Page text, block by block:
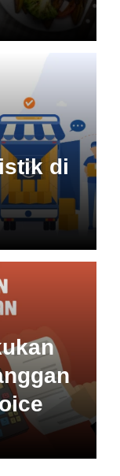
di